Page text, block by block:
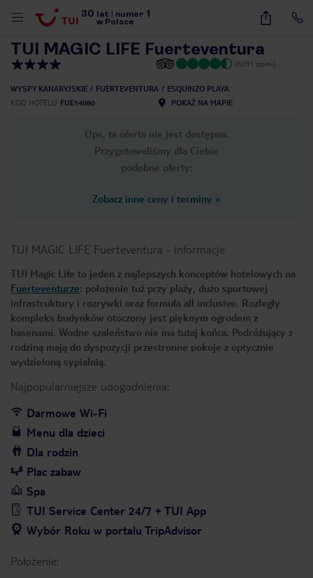
30 lat numer 1
w Polsce
38
TUI MAGIC LIFE Fuerteventura
(6091 opinii)
WYSPY KANARYJSKIE FUERTEVENTURA
ESQUINZO PLAYA
KOD HOTELU FUE14080 POKAŻ NA MAPIE
Ups, ta oferta nie jest dostępna.
Przygotowaliśmy dla Ciebie
podobne oferty:
Zobacz inne ceny i terminy »
TUI MAGIC LIFE Fuerteventura - informacje
TUI Magic Life to jeden z najlepszych konceptów hotelowych na
Fuerteventurze: położenie tuż przy plaży, dużo sportowej
infrastruktury i rozrywki oraz formuła all inclusive. Rozległy
kompleks budynków otoczony jest pięknym ogrodem z
basenami. Wodne szaleństwo nie ma tutaj końca. Podróżujący z
rodziną mają do dyspozycji przestronne pokoje z optycznie
wydzieloną sypialnią.
Najpopularniejsze udogodnienia:
Darmowe Wi-Fi
Menu dla dzieci
Dla rodzin
Plac zabaw
Spa
TUI Service Center 24/7 + TUI App
Wybór Roku w portalu TripAdvisor
Położenie: